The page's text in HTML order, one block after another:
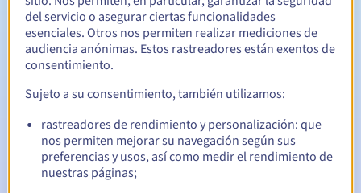
Período de redención 30 días
Notificaciones automáticas:
Emails de aviso:60, 30, 15, 7 y 3 días antes de la fecha de
vencimiento
Email el día del vencimiento
del nombre de dominio
del servicio o asegurar ciertas funcionalidades
esenciales. Otros nos permiten realizar mediciones de
audiencia anónimas. Estos rastreadores están exentos de
consentimiento.
Sujeto a su consentimiento, también utilizamos:
rastreadores de rendimiento y personalización: que
nos permiten mejorar su navegación según sus
preferencias y usos, así como medir el rendimiento de
nuestras páginas;